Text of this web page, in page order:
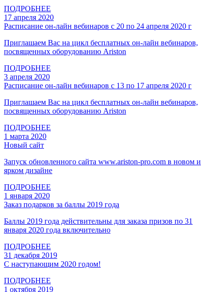
ПОДРОБНЕЕ
17 апреля 2020
Расписание он-лайн вебинаров с 20 по 24 апреля 2020 г
Приглашаем Вас на цикл бесплатных он-лайн вебинаров,
посвященных оборудованию Ariston
ПОДРОБНЕЕ
3 апреля 2020
Расписание он-лайн вебинаров c 13 по 17 апреля 2020 г
Приглашаем Вас на цикл бесплатных он-лайн вебинаров,
посвященных оборудованию Ariston
ПОДРОБНЕЕ
1 марта 2020
Новый сайт
Запуск обновленного сайта www.ariston-pro.com в новом и
ярком дизайне
ПОДРОБНЕЕ
1 января 2020
Заказ подарков за баллы 2019 года
Баллы 2019 года действительны для заказа призов по 31
января 2020 года включительно
ПОДРОБНЕЕ
31 декабря 2019
С наступающим 2020 годом!
ПОДРОБНЕЕ
1 октября 2019